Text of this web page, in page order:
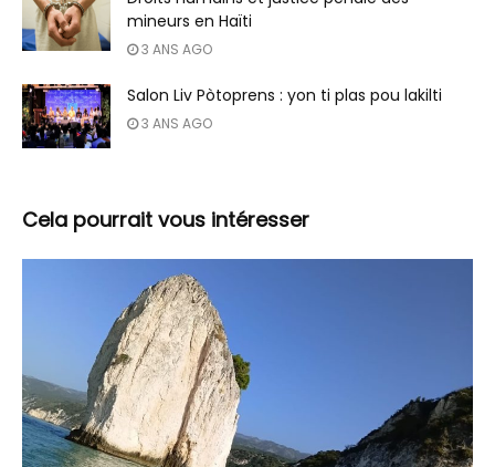
mineurs en Haïti
3 ANS AGO
Salon Liv Pòtoprens : yon ti plas pou lakilti
3 ANS AGO
Cela pourrait vous intéresser